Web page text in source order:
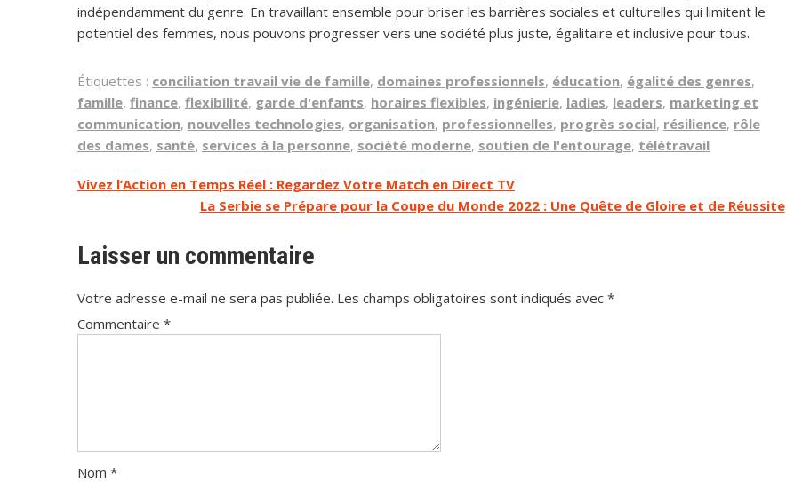
indépendamment du genre. En travaillant ensemble pour briser les barrières sociales et culturelles qui limitent le
potentiel des femmes, nous pouvons progresser vers une société plus juste, égalitaire et inclusive pour tous.
Étiquettes : conciliation travail vie de famille, domaines professionnels, éducation, égalité des genres,
famille, finance, flexibilité, garde d'enfants, horaires flexibles, ingénierie, ladies, leaders, marketing et
communication, nouvelles technologies, organisation, professionnelles, progrès social, résilience, rôle
des dames, santé, services à la personne, société moderne, soutien de l'entourage, télétravail
Navigation
l’article
Vivez l’Action en Temps Réel : Regardez Votre Match en Direct TV
La Serbie se Prépare pour la Coupe du Monde 2022 : Une Quête de Gloire et de Réussite
Laisser un commentaire
Votre adresse e-mail ne sera pas publiée. Les champs obligatoires sont indiqués avec *
Commentaire *
Nom *